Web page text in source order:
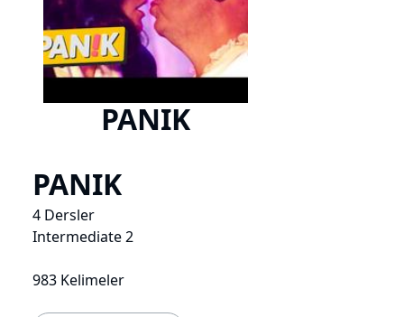
PANIK
PANIK
4 Dersler
Intermediate 2
983 Kelimeler